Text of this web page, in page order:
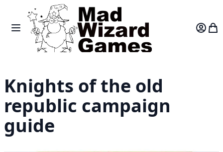
Skip to Content
Toggle Nav
Knights of the old
republic campaign
guide